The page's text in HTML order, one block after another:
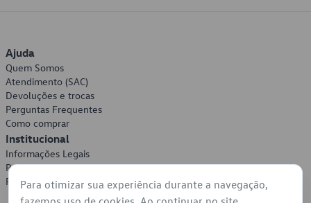
Ajuda
Quem Somos
Atendimento (SAC)
Devoluções e trocas
Perguntas Frequentes
Como comprar
Institucional
Informações Legais
Política de Privacidade
Política de Cookies
Para otimizar sua experiência durante a navegação,